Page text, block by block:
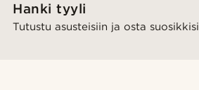
Hanki tyyli
Tutustu asusteisiin ja osta suosikkisi